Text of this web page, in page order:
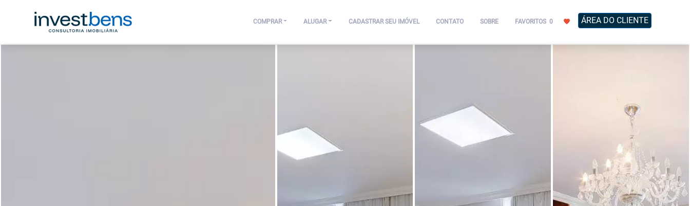
COMPRAR ALUGAR CADASTRAR SEU IMÓVEL CONTATO SOBRE FAVORITOS 0 ÁREA DO CLIENTE